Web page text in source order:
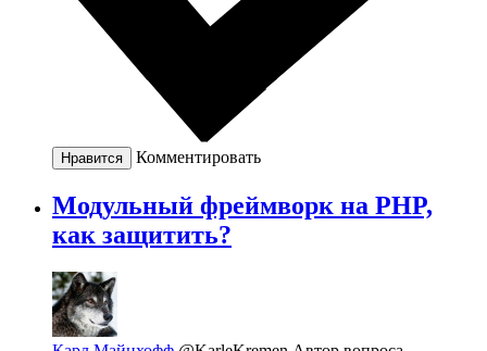
Нравится Комментировать
Модульный фреймворк на PHP,
как защитить?